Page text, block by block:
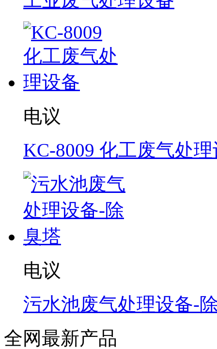
电议
KC-8009 化工废气处
电议
污水池废气处理设备-
全网最新产品